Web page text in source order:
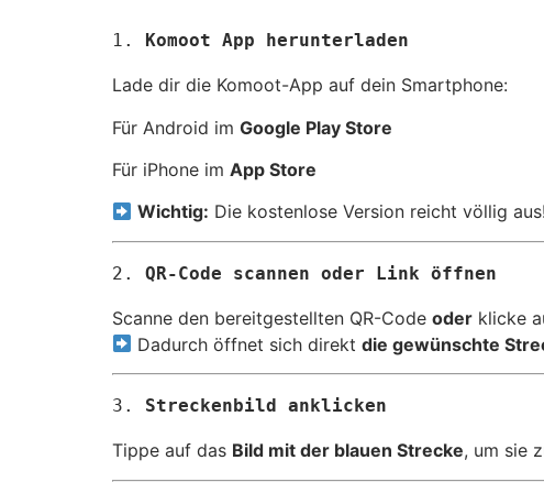
1. Komoot App herunterladen
Lade dir die Komoot-App auf dein Smartphone:
Für Android im Google Play Store
Für iPhone im App Store
Wichtig: Die kostenlose Version reicht völlig aus!
2. QR-Code scannen oder Link öffnen
Scanne den bereitgestellten QR-Code oder klicke
Dadurch öffnet sich direktdie gewünschte
3. Streckenbild anklicken
Tippe auf das Bild mit der blauen Strecke, um sie